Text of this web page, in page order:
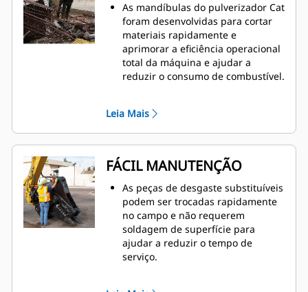
As mandíbulas do pulverizador Cat
foram desenvolvidas para cortar
materiais rapidamente e
aprimorar a eficiência operacional
total da máquina e ajudar a
reduzir o consumo de combustível.
rotativo fornece uma forte força de
esmagamento para reduzir o
concreto e separar o vergalhão.
A válvula Speed Booster equilibra
ativamente a velocidade e a
potência, proporcionando tempos
de ciclo rápidos e forte força de
fechamento para ajudar a
aumentar a produtividade.
Leia Mais
FÁCIL MANUTENÇÃO
As peças de desgaste substituíveis
podem ser trocadas rapidamente
no campo e não requerem
soldagem de superfície para
ajudar a reduzir o tempo de
serviço.